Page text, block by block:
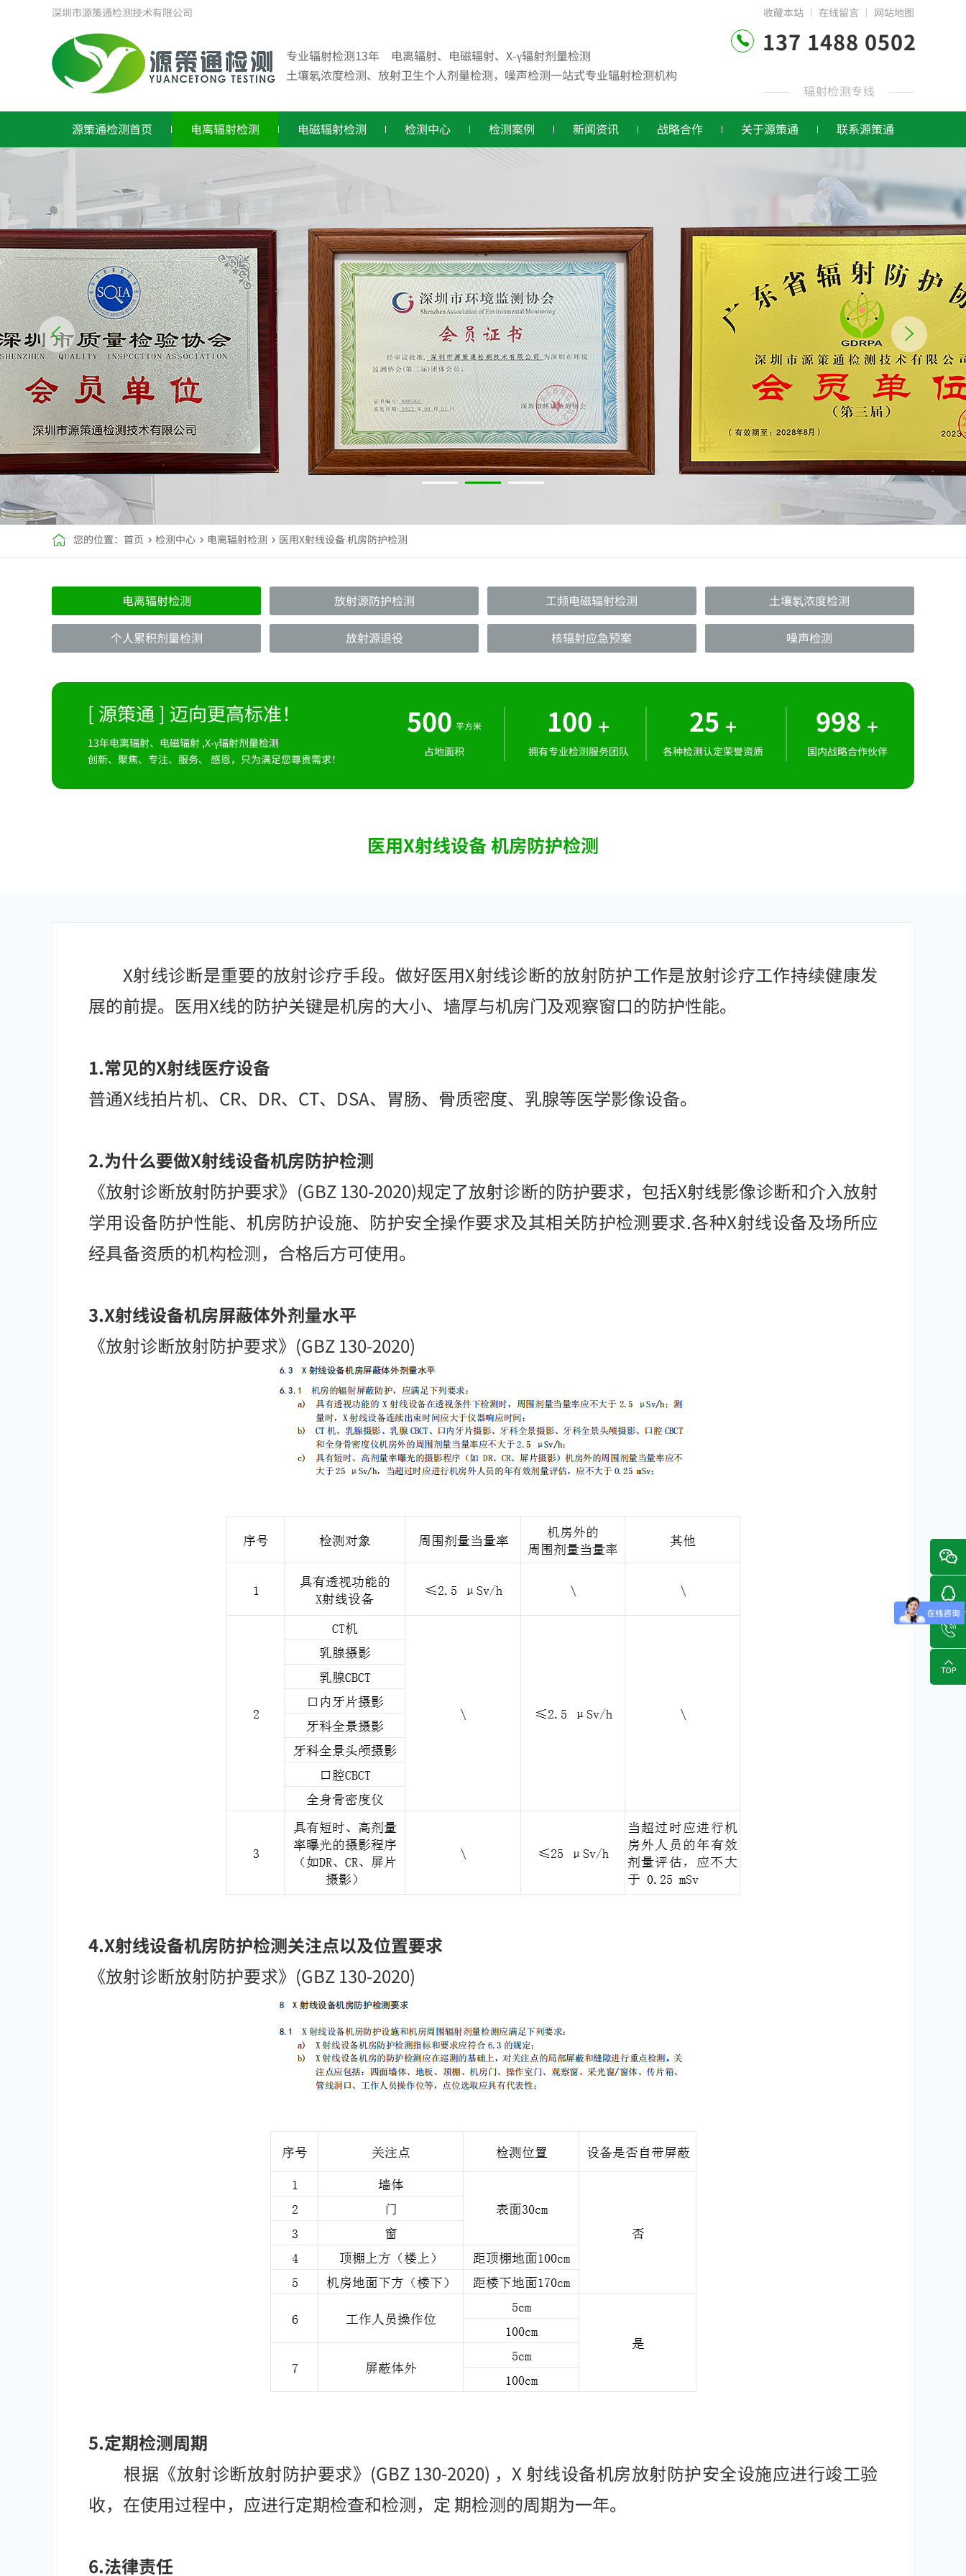
深圳市源策通检测技术有限公司 收藏本站 在线留言 网站地图
专业辐射检测13年 电离辐射、电磁辐射、X-γ辐射剂量检测
土壤氡浓度检测、放射卫生个人剂量检测，噪声检测一站式专业辐射检测机构
137 1488 0502
辐射检测专线
源策通检测首页 电离辐射检测 电磁辐射检测 检测中心 检测案例 新闻资讯 战略合作 关于源策通 联系源策通
您的位置： 首页 检测中心 电离辐射检测 医用X射线设备 机房防护检测
电离辐射检测 放射源防护检测 工频电磁辐射检测 土壤氡浓度检测
个人累积剂量检测 放射源退役 核辐射应急预案 噪声检测
[ 源策通 ] 迈向更高标准！
13年电离辐射、电磁辐射 ,X-γ辐射剂量检测
创新、聚焦、专注、服务、 感恩，只为满足您尊贵需求！
500 平方米
占地面积
100 +
拥有专业检测服务团队
25 +
各种检测认定荣誉资质
998 +
国内战略合作伙伴
医用X射线设备 机房防护检测
X射线诊断是重要的放射诊疗手段。做好医用X射线诊断的放射防护工作是放射诊疗工作持续健康发
展的前提。医用X线的防护关键是机房的大小、墙厚与机房门及观察窗口的防护性能。
1.常见的X射线医疗设备
普通X线拍片机、CR、DR、CT、DSA、胃肠、骨质密度、乳腺等医学影像设备。
2.为什么要做X射线设备机房防护检测
《放射诊断放射防护要求》(GBZ 130-2020)规定了放射诊断的防护要求，包括X射线影像诊断和介入放射
学用设备防护性能、机房防护设施、防护安全操作要求及其相关防护检测要求.各种X射线设备及场所应
经具备资质的机构检测，合格后方可使用。
3.X射线设备机房屏蔽体外剂量水平
《放射诊断放射防护要求》(GBZ 130-2020)
4.X射线设备机房防护检测关注点以及位置要求
《放射诊断放射防护要求》(GBZ 130-2020)
5.定期检测周期
根据《放射诊断放射防护要求》(GBZ 130-2020) ，X 射线设备机房放射防护安全设施应进行竣工验
收，在使用过程中，应进行定期检查和检测，定 期检测的周期为一年。
6.法律责任